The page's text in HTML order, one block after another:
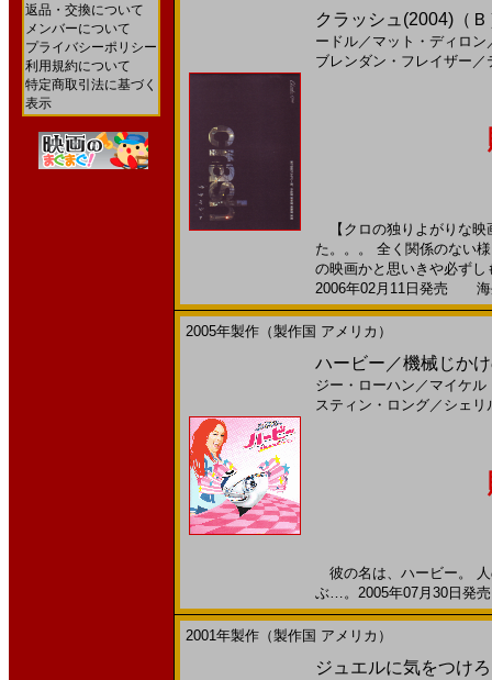
返品・交換について
メンバーについて
プライバシーポリシー
利用規約について
特定商取引法に基づく
表示
クラッシュ(2004)（
ードル／ マット・ディロン
ブレンダン・フレイザー ／
【クロの独りよがりな映
た。。。 全く関係のない
の映画かと思いきや必ず
2006年02月11日発売 海
2005年製作（製作国 アメリカ）
ハービー／機械じか
ジー・ローハン ／ マイケル
スティン・ロング／ シェリ
彼の名は、ハービー。
ぶ…。2005年07月30日
2001年製作（製作国 アメリカ）
ジュエルに気をつけ